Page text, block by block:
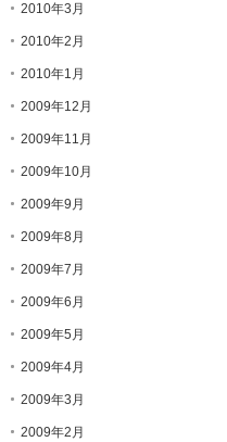
2010年3月
2010年2月
2010年1月
2009年12月
2009年11月
2009年10月
2009年9月
2009年8月
2009年7月
2009年6月
2009年5月
2009年4月
2009年3月
2009年2月